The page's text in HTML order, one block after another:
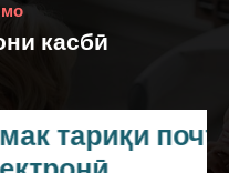
мо
касбӣ